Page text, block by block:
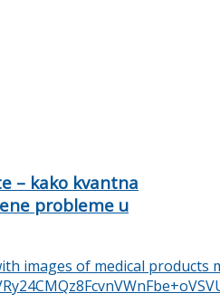
– kako kvantna
probleme u